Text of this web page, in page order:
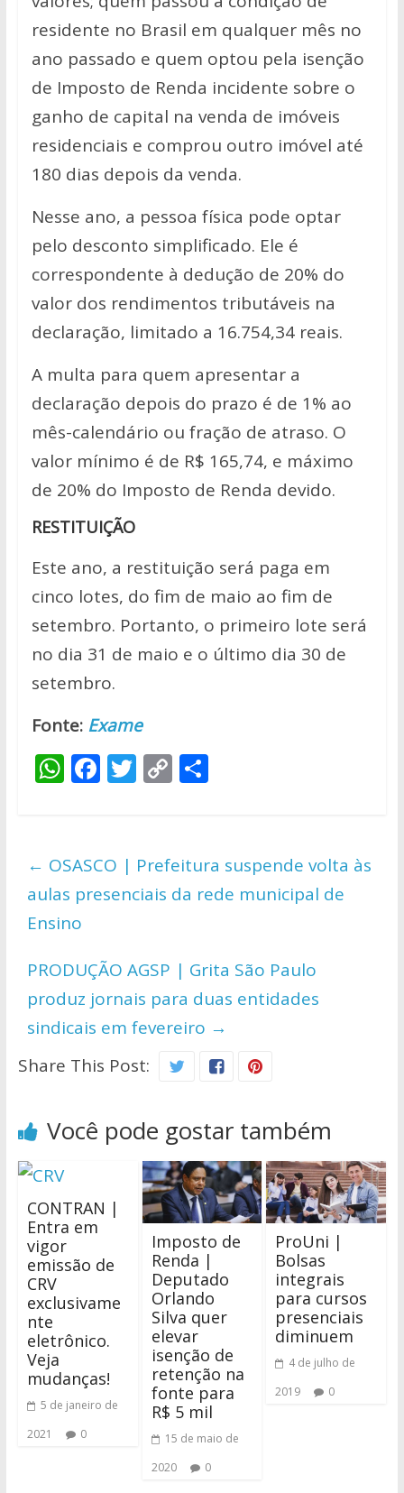
residente no Brasil em qualquer mês no
ano passado e quem optou pela isenção
de Imposto de Renda incidente sobre o
ganho de capital na venda de imóveis
residenciais e comprou outro imóvel até
180 dias depois da venda.
Nesse ano, a pessoa física pode optar
pelo desconto simplificado. Ele é
correspondente à dedução de 20% do
valor dos rendimentos tributáveis na
declaração, limitado a 16.754,34 reais.
A multa para quem apresentar a
declaração depois do prazo é de 1% ao
mês-calendário ou fração de atraso. O
valor mínimo é de R$ 165,74, e máximo
de 20% do Imposto de Renda devido.
RESTITUIÇÃO
Este ano, a restituição será paga em
cinco lotes, do fim de maio ao fim de
setembro. Portanto, o primeiro lote será
no dia 31 de maio e o último dia 30 de
setembro.
Fonte: Exame
W
s
A
p
p
F
b
o
o
T
er
C
y
Li
n
S
e
← OSASCO | Prefeitura suspende volta às
aulas presenciais da rede municipal de
Ensino
PRODUÇÃO AGSP | Grita São Paulo
produz jornais para duas entidades
sindicais em fevereiro →
Share This Post:
Você pode gostar também
CONTRAN |
Entra em
vigor
emissão de
CRV
exclusivame
nte
eletrônico.
Veja
mudanças!
5 de janeiro de
2021
0
Imposto de
Renda |
Deputado
Orlando
Silva quer
elevar
isenção de
retenção na
fonte para
R$ 5 mil
15 de maio de
2020
0
ProUni |
Bolsas
integrais
para cursos
presenciais
diminuem
4 de julho de
2019
0